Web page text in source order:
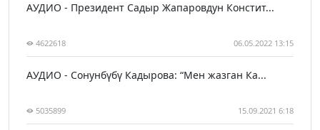
АУДИО - Президент Садыр Жапаровдун Констит...
4622618 06.05.2022 13:15
АУДИО - Сонунбүбү Кадырова: “Мен жазган Ка...
5035899 15.09.2021 6:18